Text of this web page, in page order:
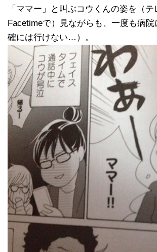
「ママー」と叫ぶコウくんの姿を（テ
Facetimeで）見ながらも、一度も病
確には行けない…）。